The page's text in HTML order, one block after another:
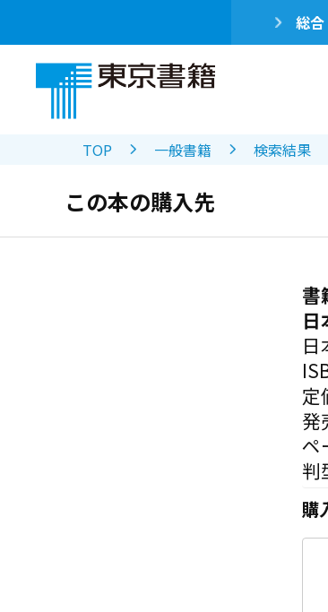
総
TOP 一般書籍 検索結果
この本の購入先
書
定
発
ペ
判
購